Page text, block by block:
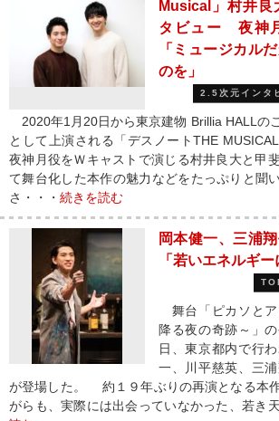
Musical」村井
タビュー 夜神
「ミュージカル
のを」
2.5次元インタ
2020年1月20日から東京建物 Brillia HALLの
として上演される「デスノートTHE
夜神月役をＷキャストで演じる村井良大と甲
て舞台化した本作の魅力などをたっぷりと
さ・・・ 続きを読む
岡本健一、三浦
「若いエネルギ
舞台「ピカソとア
降る夜の奇跡～」
日、東京都内で行
一、川平慈英、三
が登場した。 約１９年ぶりの再演となる本
がらも、実際には出会っていなかった、若き